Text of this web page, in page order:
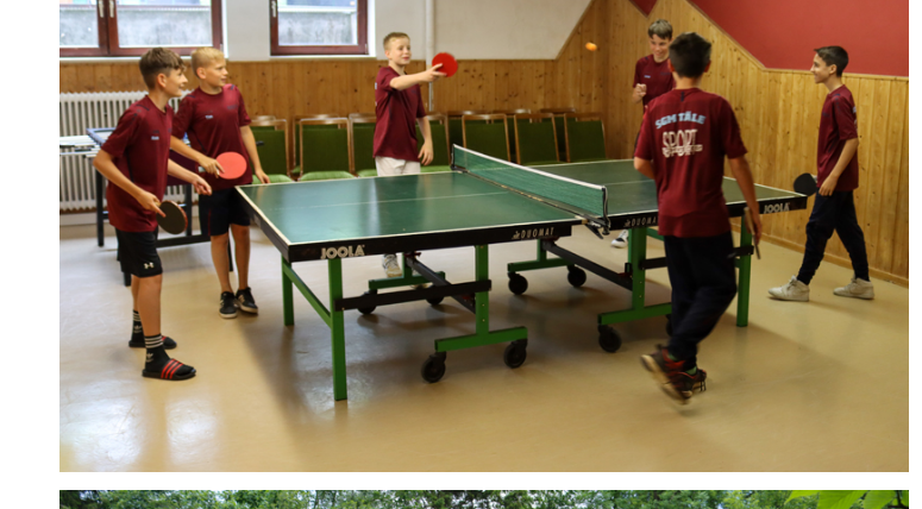
Statistiken
Diese Cookies
geben uns
Informationen,
wie die
Website
genutzt wird,
und helfen
uns somit
verbessern
der Website.
Funktionen
Wird für
manche